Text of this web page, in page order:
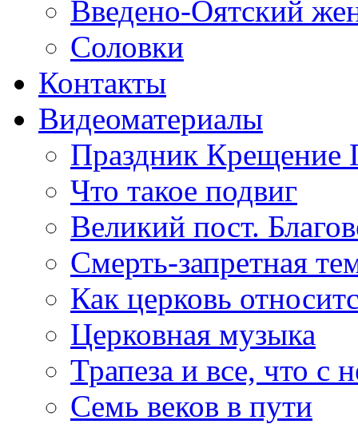
Введено-Оятский
Соловки
Контакты
Видеоматериалы
Праздник Крещение
Что такое подвиг
Великий пост.
Смерть-запретная
Как церковь
Церковная музыка
Трапеза и все, что с
Семь веков в пути